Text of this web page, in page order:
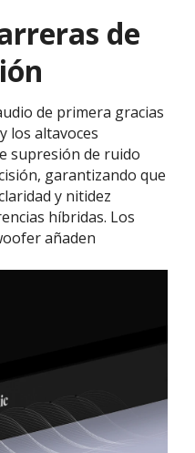
de
de primera gracias
los altavoces
supresión de ruido
garantizando que
y nitidez
híbridas. Los
añaden